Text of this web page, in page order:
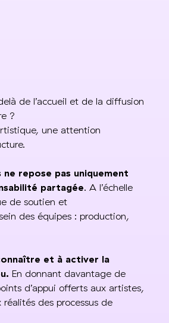
de l’accueil et de la diffusion
?
une attention
repose pas uniquement
partagée. A l’échelle
de soutien et
des équipes : production,
et à activer la
En donnant davantage de
d’appui offerts aux artistes,
des processus de